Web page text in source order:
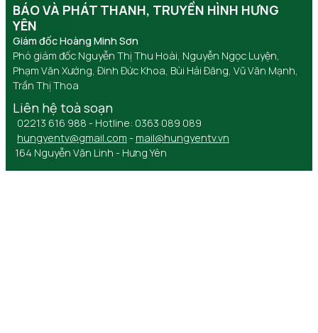
BÁO VÀ PHÁT THANH, TRUYỀN HÌNH HƯNG
YÊN
Giám đốc Hoàng Minh Sơn
Phó giám đốc Nguyễn Thị Thu Hoài, Nguyễn Ngọc Luyện,
Phạm Văn Xướng, Đinh Đức Khoa, Bùi Hải Đăng, Vũ Văn Mạnh,
Trần Thị Thoa
Liên hệ toà soạn
02213 616 988 - Hotline: 0363 089 089
hungyentv@gmail.com - mail@hungyentv.vn
164 Nguyễn Văn Linh - Hưng Yên